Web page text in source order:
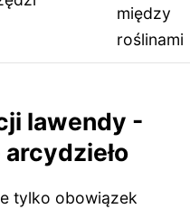
między
roślinami
lawendy -
tylko obowiązek